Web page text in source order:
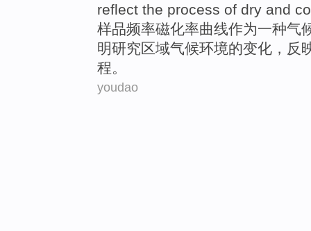
reflect the process of dry and
样品频率磁化率曲线作为一种气
明研究区域气候环境的变化， 反
程 。
youdao